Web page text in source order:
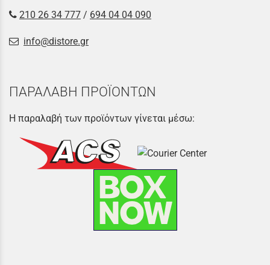
210 26 34 777 / 694 04 04 090
info@distore.gr
ΠΑΡΑΛΑΒΗ ΠΡΟΪΟΝΤΩΝ
Η παραλαβή των προϊόντων γίνεται μέσω: